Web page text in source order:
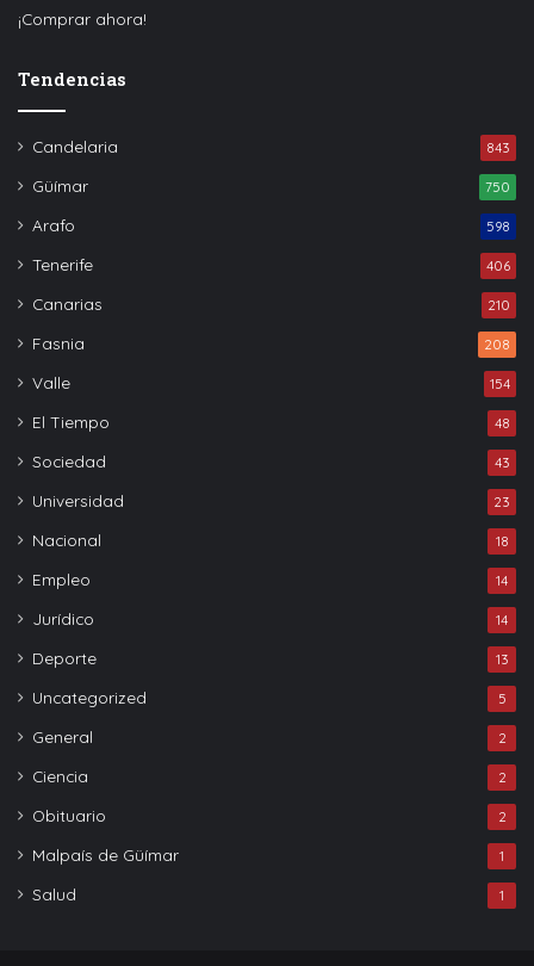
¡Comprar ahora!
Tendencias
Candelaria 843
Güímar 750
Arafo 598
Tenerife 406
Canarias 210
Fasnia 208
Valle 154
El Tiempo 48
Sociedad 43
Universidad 23
Nacional 18
Empleo 14
Jurídico 14
Deporte 13
Uncategorized 5
General 2
Ciencia 2
Obituario 2
Malpaís de Güímar 1
Salud 1